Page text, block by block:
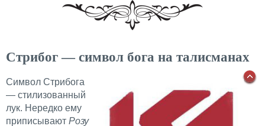
Стрибог — символ бога на талисманах
Символ Стрибога
— стилизованный
лук. Нередко ему
приписывают Розу